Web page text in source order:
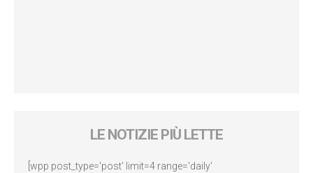
LE NOTIZIE PIÙ LETTE
[wpp post_type='post' limit=4 range='daily'